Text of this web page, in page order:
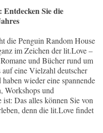
Sie die
die Penguin Random House
im Zeichen der lit.Love –
und Bücher rund um
eine Vielzahl deutscher
wieder eine spannende
Workshops und
Das alles können Sie von
denn die lit.Love findet